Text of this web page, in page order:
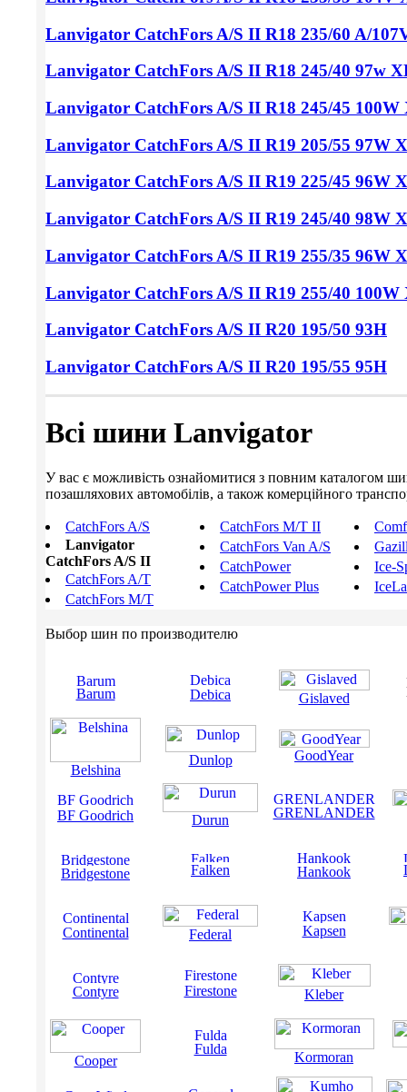
Lanvigator CatchFors A/S II R18 235/60 A/
Lanvigator CatchFors A/S II R18 245/40 97w
Lanvigator CatchFors A/S II R18 245/45 100W
Lanvigator CatchFors A/S II R19 205/55 97W
Lanvigator CatchFors A/S II R19 225/45 96W
Lanvigator CatchFors A/S II R19 245/40 98W
Lanvigator CatchFors A/S II R19 255/35 96W
Lanvigator CatchFors A/S II R19 255/40 100W
Lanvigator CatchFors A/S II R20 195/50 93H
Lanvigator CatchFors A/S II R20 195/55 95H
Всі шини Lanvigator
У вас є можливість ознайомитися з повним каталогом
позашляхових автомобілів, а також комерційного
CatchFors A/S
Lanvigator
CatchFors A/S II
CatchFors A/T
CatchFors M/T
CatchFors M/T II
CatchFors Van A/S
CatchPower
CatchPower Plus
Ice-
Выбор шин по производителю
Barum
Belshina
BF Goodrich
Bridgestone
Continental
Contyre
Cooper
Debica
Dunlop
Durun
Falken
Federal
Firestone
Fulda
Gislaved
GoodYear
GRENLANDER
Hankook
Kapsen
Kleber
Kormoran